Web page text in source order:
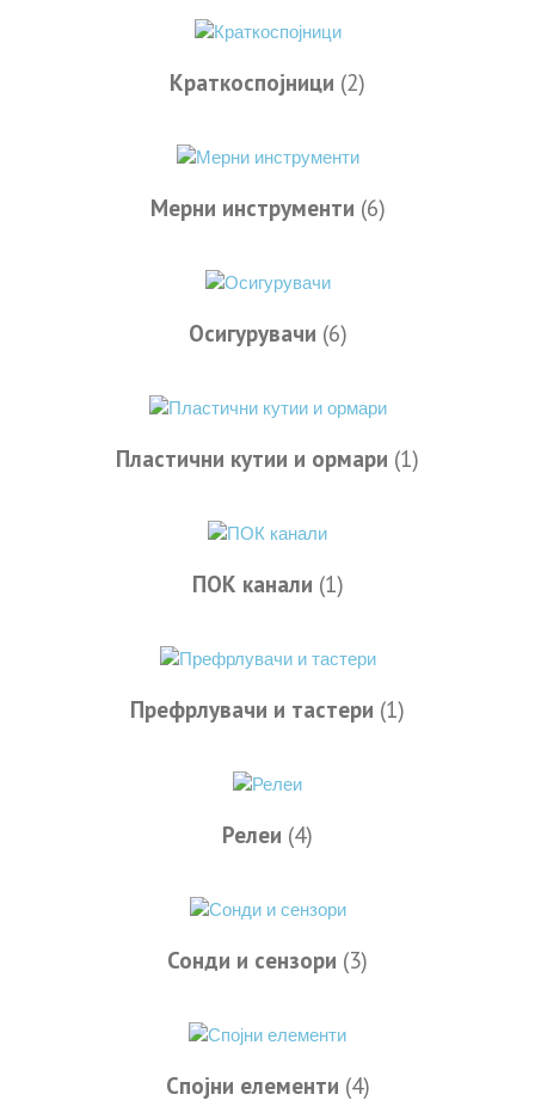
Краткоспојници (2)
Мерни инструменти (6)
Осигурувачи (6)
Пластични кутии и ормари (1)
ПОК канали (1)
Префрлувачи и тастери (1)
Релеи (4)
Сонди и сензори (3)
Спојни елементи (4)